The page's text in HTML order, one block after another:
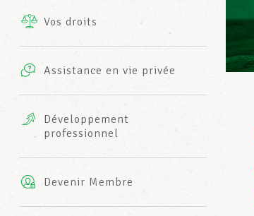
INFO-CENTER
Vos droits
Assistance en vie privée
complémentaires
AXA
Développement
professionnel
Devenir Membre